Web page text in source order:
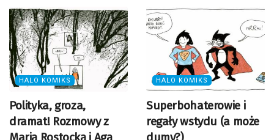
HALO KOMIKS
Polityka, groza,
dramat! Rozmowy z
HALO KOMIKS
Superbohaterowie i
regały wstydu (a może